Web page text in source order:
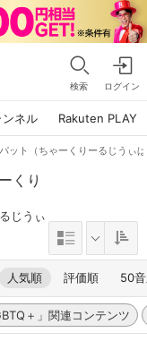
検索 ログイン
ンネル Rakuten PLAY
ット（ちゃーくりーるじうぃ
くり
じうぃ
人気順 評価順 50
＋」関連コンテンツ